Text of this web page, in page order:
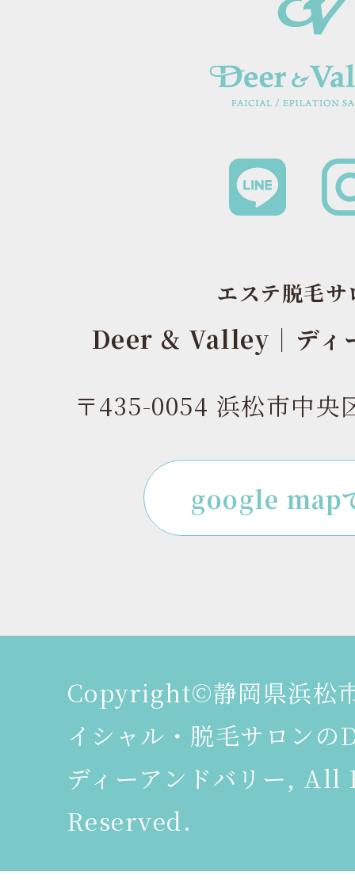
エステ脱毛サ
Deer & Valley｜ディ
〒435-0054 浜松市中央
google map
Copyright©静岡県浜松
イシャル・脱毛サロン
ディーアンドバリー,
Reserved.